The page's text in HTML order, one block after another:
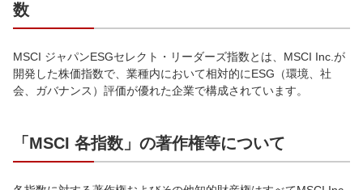
数
MSCI ジャパンESGセレクト・リーダーズ指数とは、MSCI Inc.が
開発した株価指数で、業種内において相対的にESG（環境、社
会、ガバナンス）評価が優れた企業で構成されています。
「MSCI 各指数」の著作権等について